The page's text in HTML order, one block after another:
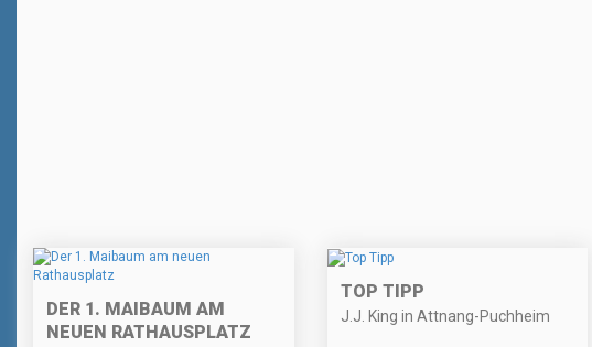
DER 1. MAIBAUM AM
NEUEN RATHAUSPLATZ
TOP TIPP
J.J. King in Attnang-Puchheim